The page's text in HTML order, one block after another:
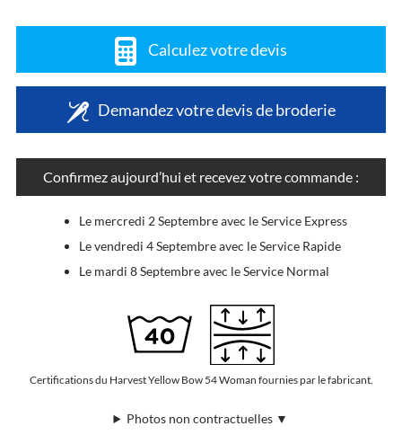
Calculez votre devis
Demandez votre devis de broderie
Confirmez aujourd’hui et recevez votre commande :
Le mercredi 2 Septembre avec le Service Express
Le vendredi 4 Septembre avec le Service Rapide
Le mardi 8 Septembre avec le Service Normal
Certifications du Harvest Yellow Bow 54 Woman fournies par le fabricant.
Photos non contractuelles ▼